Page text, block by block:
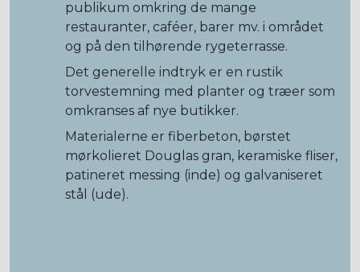
publikum omkring de mange
restauranter, caféer, barer mv. i området
og på den tilhørende rygeterrasse.
Det generelle indtryk er en rustik
torvestemning med planter og træer som
omkranses af nye butikker.
Materialerne er fiberbeton, børstet
mørkolieret Douglas gran, keramiske fliser,
patineret messing (inde) og galvaniseret
stål (ude).